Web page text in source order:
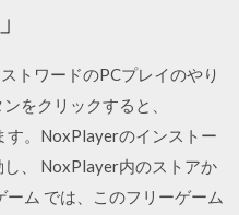
ワードのPCプレイのやり
をクリックすると、
す。NoxPlayerのインストー
、 NoxPlayer内のストアか
ム では、このフリーゲーム